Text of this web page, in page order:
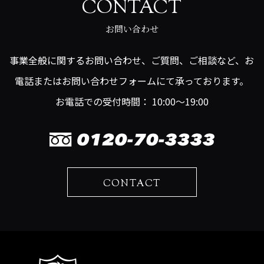
CONTACT
お問い合わせ
事業全般に関するお問い合わせ、ご質問、ご相談など、お
電話またはお問い合わせフォームにて承っております。
お電話での受付時間： 10:00～19:00
CONTACT